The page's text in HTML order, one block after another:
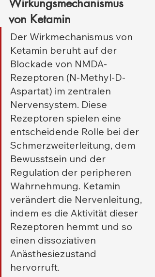
Wirkungsmechanismus
von Ketamin
Der Wirkmechanismus von
Ketamin beruht auf der
Blockade von NMDA-
Rezeptoren (N-Methyl-D-
Aspartat) im zentralen
Nervensystem. Diese
Rezeptoren spielen eine
entscheidende Rolle bei der
Schmerzweiterleitung, dem
Bewusstsein und der
Regulation der peripheren
Wahrnehmung. Ketamin
verändert die Nervenleitung,
indem es die Aktivität dieser
Rezeptoren hemmt und so
einen dissoziativen
Anästhesiezustand
hervorruft.